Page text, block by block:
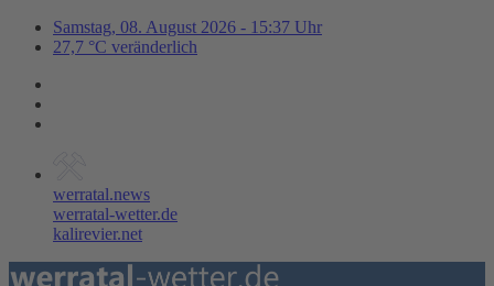
Samstag, 08. August 2026 - 15:37 Uhr
27,7 °C veränderlich
werratal.news
werratal-wetter.de
kalirevier.net